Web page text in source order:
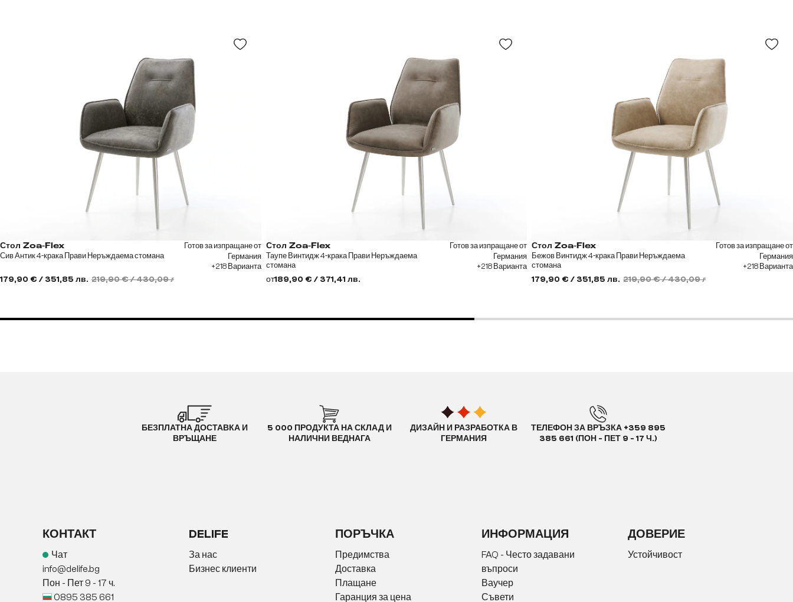
Стол Zoa-Flex
Сив Антик 4-крака Прави Неръждаема стомана
179,90 € / 351,85 лв. 219,90 € / 430,09 лв.
Готов за изпращане от
Германия
+218 Варианта
Стол Zoa-Flex
Таупе Винтидж 4-крака Прави Неръждаема
стомана
от189,90 € / 371,41 лв.
Готов за изпращане от
Германия
+218 Варианта
Стол Zoa-Flex
Бежов Винтидж 4-крака Прави Неръждаема
стомана
179,90 € / 351,85 лв. 219,90 € / 430,09 лв.
Готов за изпращане от
Германия
+218 Варианта
БЕЗПЛАТНА ДОСТАВКА И
ВРЪЩАНЕ
5 000 ПРОДУКТА НА СКЛАД И
НАЛИЧНИ ВЕДНАГА
ДИЗАЙН И РАЗРАБОТКА В
ГЕРМАНИЯ
ТЕЛЕФОН ЗА ВРЪЗКА +359 895
385 661 (ПОН - ПЕТ 9 - 17 Ч.)
КОНТАКТ
Чат
info@delife.bg
Пон - Пет 9 - 17 ч.
0895 385 661
DELIFE
За нас
Бизнес клиенти
ПОРЪЧКА
Предимства
Доставка
Плащане
Гаранция за цена
ИНФОРМАЦИЯ
FAQ - Често задавани
въпроси
Ваучер
Съвети
ДОВЕРИЕ
Устойчивост